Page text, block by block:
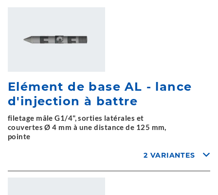
Elément de base AL - lance
d'injection à battre
filetage mâle G1/4", sorties latérales et
couvertes Ø 4 mm à une distance de 125 mm,
pointe
2 VARIANTES